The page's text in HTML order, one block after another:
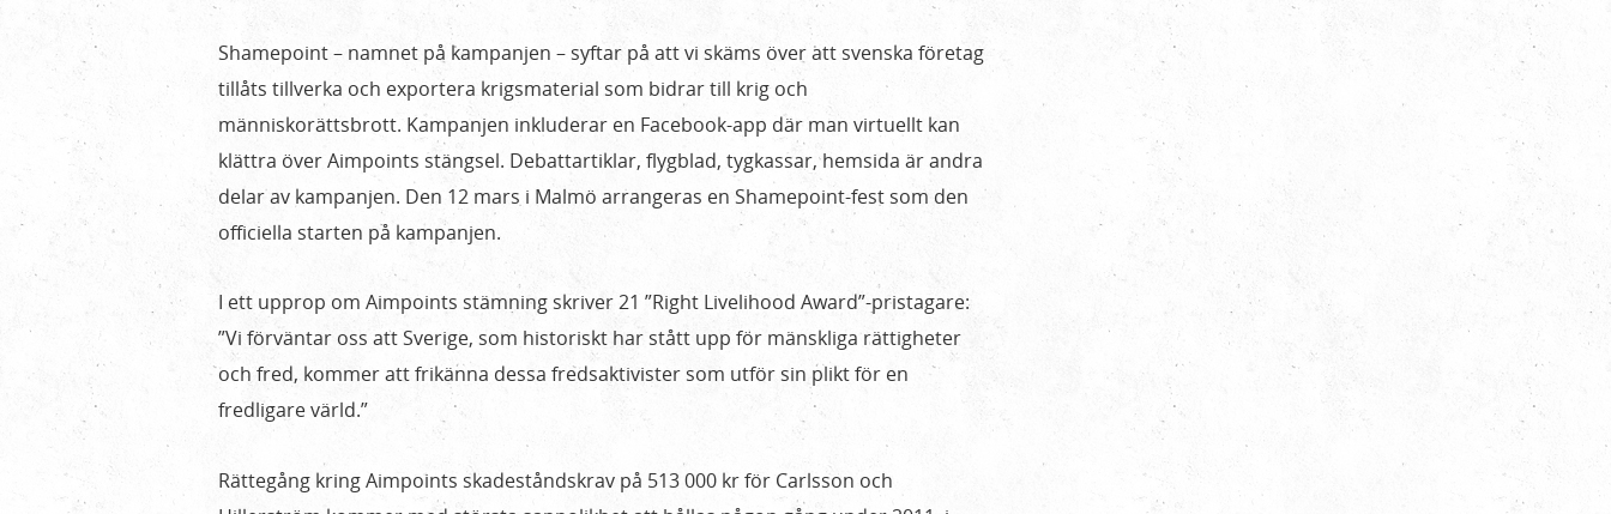
Shamepoint – namnet på kampanjen – syftar på att vi skäms över att svenska företag
tillåts tillverka och exportera krigsmaterial som bidrar till krig och
människorättsbrott. Kampanjen inkluderar en Facebook-app där man virtuellt kan
klättra över Aimpoints stängsel. Debattartiklar, flygblad, tygkassar, hemsida är andra
delar av kampanjen. Den 12 mars i Malmö arrangeras en Shamepoint-fest som den
officiella starten på kampanjen.
I ett upprop om Aimpoints stämning skriver 21 ”Right Livelihood Award”-pristagare:
”Vi förväntar oss att Sverige, som historiskt har stått upp för mänskliga rättigheter
och fred, kommer att frikänna dessa fredsaktivister som utför sin plikt för en
fredligare värld.”
Rättegång kring Aimpoints skadeståndskrav på 513 000 kr för Carlsson och